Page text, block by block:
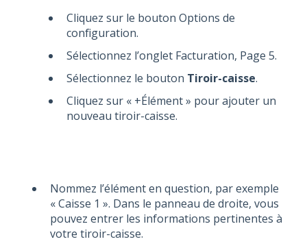
Cliquez sur le bouton Options de
configuration.
Sélectionnez l’onglet Facturation, Page 5.
Sélectionnez le bouton Tiroir-caisse.
Cliquez sur « +Élément » pour ajouter un
nouveau tiroir-caisse.
Nommez l’élément en question, par exemple
« Caisse 1 ». Dans le panneau de droite, vous
pouvez entrer les informations pertinentes à
votre tiroir-caisse.